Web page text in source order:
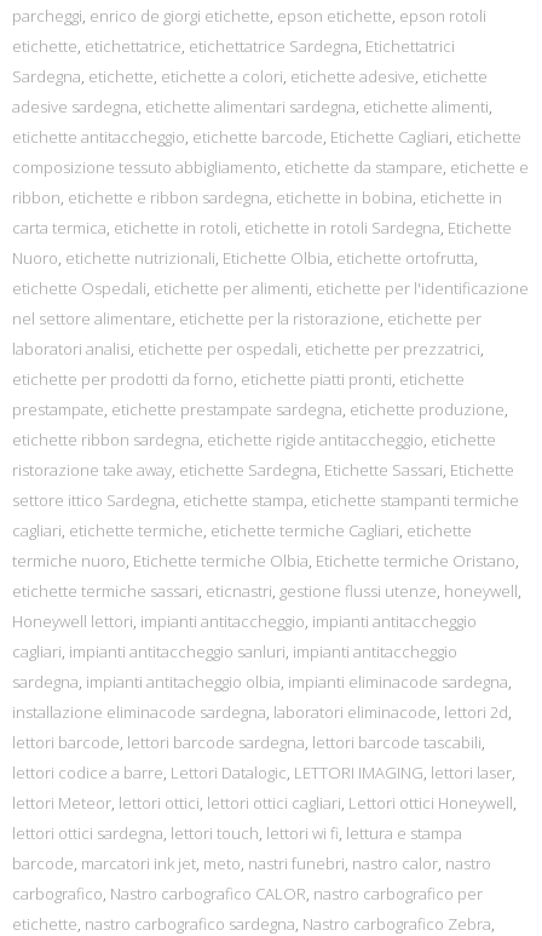
parcheggi, enrico de giorgi etichette, epson etichette, epson rotoli
etichette, etichettatrice, etichettatrice Sardegna, Etichettatrici
Sardegna, etichette, etichette a colori, etichette adesive, etichette
adesive sardegna, etichette alimentari sardegna, etichette alimenti,
etichette antitaccheggio, etichette barcode, Etichette Cagliari, etichette
composizione tessuto abbigliamento, etichette da stampare, etichette e
ribbon, etichette e ribbon sardegna, etichette in bobina, etichette in
carta termica, etichette in rotoli, etichette in rotoli Sardegna, Etichette
Nuoro, etichette nutrizionali, Etichette Olbia, etichette ortofrutta,
etichette Ospedali, etichette per alimenti, etichette per l'identificazione
nel settore alimentare, etichette per la ristorazione, etichette per
laboratori analisi, etichette per ospedali, etichette per prezzatrici,
etichette per prodotti da forno, etichette piatti pronti, etichette
prestampate, etichette prestampate sardegna, etichette produzione,
etichette ribbon sardegna, etichette rigide antitaccheggio, etichette
ristorazione take away, etichette Sardegna, Etichette Sassari, Etichette
settore ittico Sardegna, etichette stampa, etichette stampanti termiche
cagliari, etichette termiche, etichette termiche Cagliari, etichette
termiche nuoro, Etichette termiche Olbia, Etichette termiche Oristano,
etichette termiche sassari, eticnastri, gestione flussi utenze, honeywell,
Honeywell lettori, impianti antitaccheggio, impianti antitaccheggio
cagliari, impianti antitaccheggio sanluri, impianti antitaccheggio
sardegna, impianti antitacheggio olbia, impianti eliminacode sardegna,
installazione eliminacode sardegna, laboratori eliminacode, lettori 2d,
lettori barcode, lettori barcode sardegna, lettori barcode tascabili,
lettori codice a barre, Lettori Datalogic, LETTORI IMAGING, lettori laser,
lettori Meteor, lettori ottici, lettori ottici cagliari, Lettori ottici Honeywell,
lettori ottici sardegna, lettori touch, lettori wi fi, lettura e stampa
barcode, marcatori ink jet, meto, nastri funebri, nastro calor, nastro
carbografico, Nastro carbografico CALOR, nastro carbografico per
etichette, nastro carbografico sardegna, Nastro carbografico Zebra,